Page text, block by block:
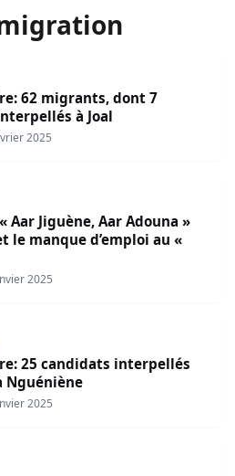
62 migrants, dont 7
à Joal
2025
Aar Jiguène, Aar Adouna »
le manque d’emploi au «
2025
25 candidats interpellés
Nguéniène
2025